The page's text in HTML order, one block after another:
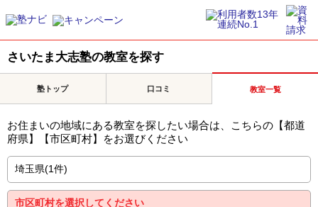
さいたま大志塾の教室を探す
塾トップ 口コミ 教室一覧
お住まいの地域にある教室を探したい場合は、こちらの【都道
府県】【市区町村】をお選びください